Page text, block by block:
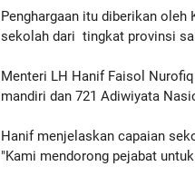
Penghargaan itu diberikan
sekolah dari tingkat provinsi
Menteri LH Hanif Faisol
mandiri dan 721 Adiwiyata
Hanif menjelaskan capaian
"Kami mendorong pejabat